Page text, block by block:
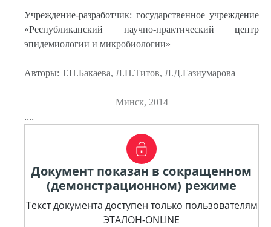
Учреждение-разработчик: государственное учреждение
«Республиканский научно-практический центр
эпидемиологии и микробиологии»
Авторы: Т.Н.Бакаева, Л.П.Титов, Л.Д.Газиумарова
Минск, 2014
....
Документ показан в сокращенном
(демонстрационном) режиме
Текст документа доступен только пользователям
ЭТАЛОН-ONLINE